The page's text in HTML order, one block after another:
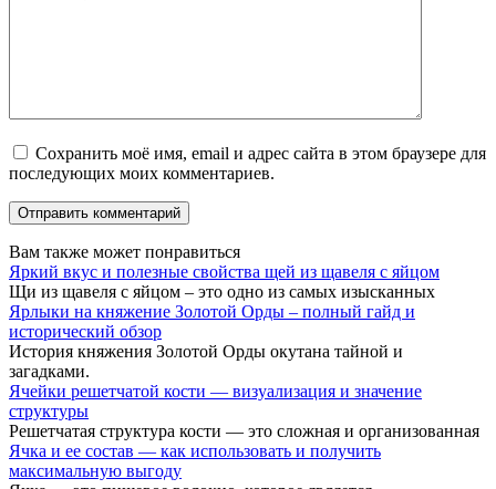
Сохранить моё имя, email и адрес сайта в этом браузере для
последующих моих комментариев.
Вам также может понравиться
Яркий вкус и полезные свойства щей из щавеля с яйцом
Щи из щавеля с яйцом – это одно из самых изысканных
Ярлыки на княжение Золотой Орды – полный гайд и
исторический обзор
История княжения Золотой Орды окутана тайной и
загадками.
Ячейки решетчатой кости — визуализация и значение
структуры
Решетчатая структура кости — это сложная и организованная
Ячка и ее состав — как использовать и получить
максимальную выгоду